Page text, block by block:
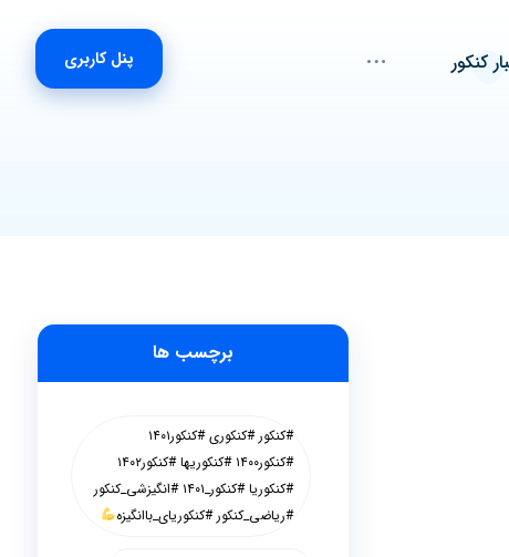
کنکور پنل کاربری
برچسب ها
#کنکور #کنکوری #کنکور۱۴۰۱
#کنکور۱۴۰۰ #کنکوریها #کنکور۱۴۰۲
#کنکوریا #کنکور_۱۴۰۱ #انگیزشی_کنکور
#ریاضی_کنکور #کنکوریای_باانگیزه